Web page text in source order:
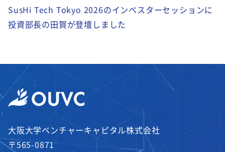
SusHi Tech Tokyo 2026のインベスターセッションに
投資部長の田賀が登壇しました
大阪大学ベンチャーキャピタル株式会社
〒565-0871